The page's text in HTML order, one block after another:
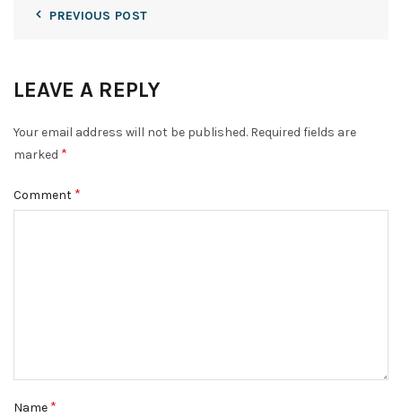
PREVIOUS POST
LEAVE A REPLY
Your email address will not be published. Required fields are
marked *
Comment *
Name *